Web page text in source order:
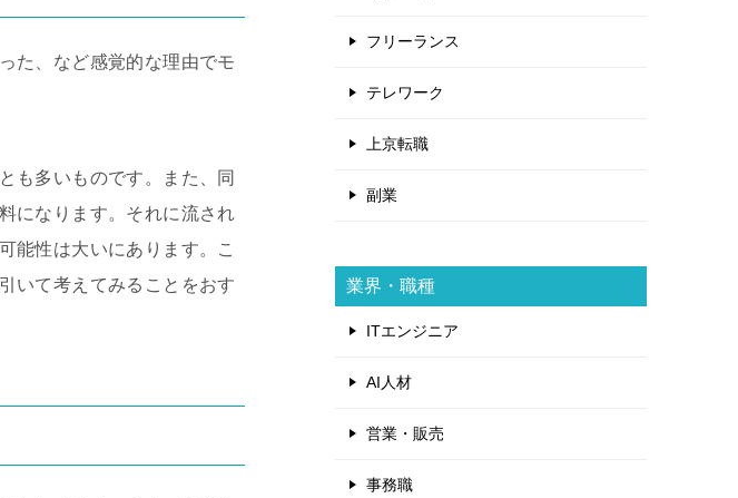
た、など感覚的な理由でモ
も多いものです。また、同
になります。それに流され
能性は大いにあります。こ
いて考えてみることをおす
フリーランス
テレワーク
上京転職
副業
業界・職種
ITエンジニア
AI人材
営業・販売
事務職